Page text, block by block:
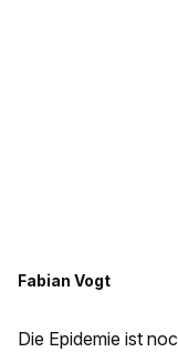
Fabian Vogt
Die Epidemie ist